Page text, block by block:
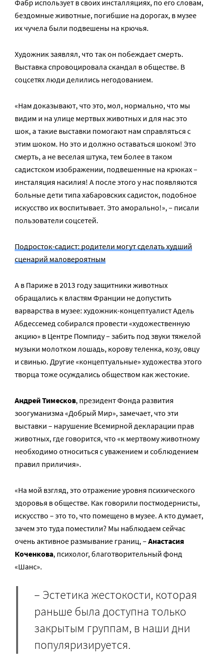
Фабр использует в своих инсталляциях, по его словам,
бездомные животные, погибшие на дорогах, в музее
их чучела были подвешены на крючья.
Художник заявлял, что так он побеждает смерть.
Выставка спровоцировала скандал в обществе. В
соцсетях люди делились негодованием.
«Нам доказывают, что это, мол, нормально, что мы
видим и на улице мертвых животных и для нас это
шок, а такие выставки помогают нам справляться с
этим шоком. Но это и должно оставаться шоком! Это
смерть, а не веселая штука, тем более в таком
садистском изображении, подвешенные на крюках –
инсталяция насилия! А после этого у нас появляются
больные дети типа хабаровских садисток, подобное
искусство их воспитывает. Это аморально!», – писали
пользователи соцсетей.
Подросток-садист: родители могут сделать худший
сценарий маловероятным
А в Париже в 2013 году защитники животных
обращались к властям Франции не допустить
варварства в музее: художник-концептуалист Адель
Абдессемед собирался провести «художественную
акцию» в Центре Помпиду – забить под звуки тяжелой
музыки молотком лошадь, корову теленка, козу, овцу
и свинью. Другие «концептуальные» художества этого
творца тоже осуждались обществом как жестокие.
Андрей Тимесков, президент Фонда развития
зоогуманизма «Добрый Мир», замечает, что эти
выставки – нарушение Всемирной декларации прав
животных, где говорится, что «к мертвому животному
необходимо относиться с уважением и соблюдением
правил приличия».
«На мой взгляд, это отражение уровня психического
здоровья в обществе. Как говорили постмодернисты,
искусство – это то, что помещено в музее. А кто думает,
зачем это туда поместили? Мы наблюдаем сейчас
очень активное размывание границ, – Анастасия
Коченкова, психолог, благотворительный фонд
«Шанс».
– Эстетика жестокости, которая
раньше была доступна только
закрытым группам, в наши дни
популяризируется.